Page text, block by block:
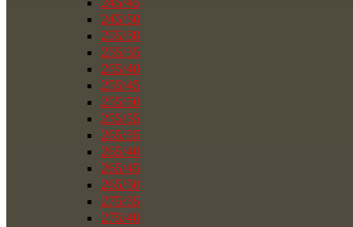
245/50
255/30
255/35
255/40
255/45
255/50
255/55
265/35
265/40
265/45
265/50
275/35
275/40